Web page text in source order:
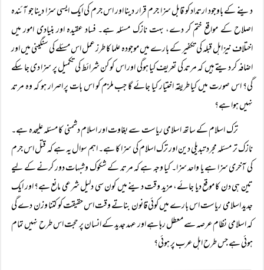
دینے کے باوجود ارتداد کو قابل سزا جرم قرار دینا اور اس جرم کی ایک ایسی سزا دینا جو آئندہ
اصلاح کے مواقع ختم کر دے، بہت نازک مسئلہ ہے۔ فساد عقیدہ اور بنیادی امور میں
اختلاف نیز اہل قبلہ کی تکفیر کے بارے میں موجودہ علما کا طرز عمل اس مسئلے کی سنگینی میں اور
اضافہ کر دیتے ہیں کہ مرتد کی تعریف کیا ہوگی اور اس کو کن شرائط کی تکمیل پر سزا دی جا سکے
گی؟ اس صورت میں کیا طریقہ اختیار کیا جائے گا جب ملزم کو اس بات پر اصرار ہو کہ وہ مرتد
نہیں ہوا ہے؟
ترک اسلام کے ساتھ اسلامی ریاست سے بغاوت اور اسلام دشمنی کا مسئلہ علیحدہ ہے۔
نازک تر مسئلہ مجرد تبدیلی دین اور ترک اسلام کی سزا کا ہے۔ اہم سوال یہ ہے کہ قتل اس جرم
کی آخری سزا ہے یا واحد سزا۔ کیا وجہ ہے کہ مرتد کے شکوک وشبہات دور کرنے کے لیے
تین ہی دن کا موقع دیا جائے، مزید وقت دینے میں کون سی دلیل شرعی مانع ہے؟ اور ایک
جدید اسلامی ریاست اس بارے میں کوئی قانون بناتے وقت اس حقیقت کو کتنا وزن دے گی
کہ اسلامی نظام عرصہ سے معطل رہا ہے اور عہد جدید کے انسان پر حجت اس طرح نہیں تمام
ہوئی ہے جس طرح اہل عرب پر ہوئی؟